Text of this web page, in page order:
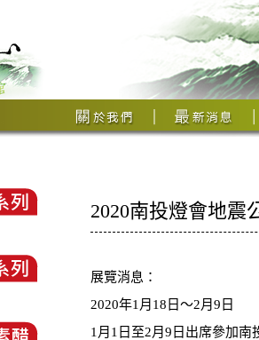
2020南投燈會地震
展覽消息：
2020年1月18日〜2月9日
1月1日至2月9日出席參加